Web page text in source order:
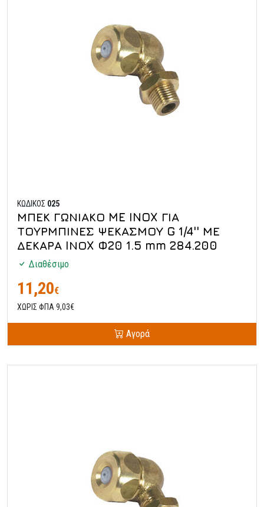
ΚΩΔΙΚΟΣ 025
ΜΠΕΚ ΓΩΝΙΑΚΟ ME INOX ΓΙΑ
ΤΟΥΡΜΠΙΝΕΣ ΨΕΚΑΣΜΟΥ G 1/4'' ΜΕ
ΔΕΚΑΡΑ IΝΟX Φ20 1.5 mm 284.200
Διαθέσιμο
11,20€
ΧΩΡΙΣ ΦΠΑ 9,03€
Αγορά